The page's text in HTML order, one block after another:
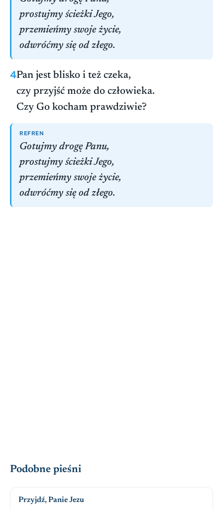
prostujmy ścieżki Jego,
przemieńmy swoje życie,
odwróćmy się od złego.
4Pan jest blisko i też czeka,
czy przyjść może do człowieka.
Czy Go kocham prawdziwie?
REFREN
Gotujmy drogę Panu,
prostujmy ścieżki Jego,
przemieńmy swoje życie,
odwróćmy się od złego.
Podobne pieśni
Przyjdź, Panie Jezu